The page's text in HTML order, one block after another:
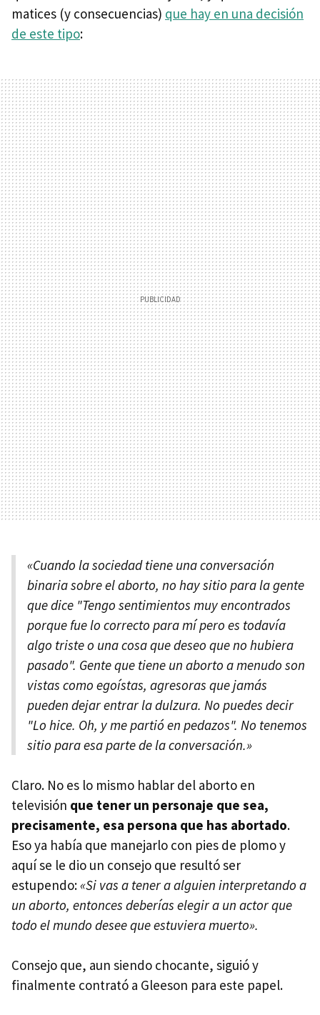
matices (y consecuencias) que hay en una decisión
de este tipo:
«Cuando la sociedad tiene una conversación
binaria sobre el aborto, no hay sitio para la gente
que dice "Tengo sentimientos muy encontrados
porque fue lo correcto para mí pero es todavía
algo triste o una cosa que deseo que no hubiera
pasado". Gente que tiene un aborto a menudo son
vistas como egoístas, agresoras que jamás
pueden dejar entrar la dulzura. No puedes decir
"Lo hice. Oh, y me partió en pedazos". No tenemos
sitio para esa parte de la conversación.»
Claro. No es lo mismo hablar del aborto en
televisión que tener un personaje que sea,
precisamente, esa persona que has abortado.
Eso ya había que manejarlo con pies de plomo y
aquí se le dio un consejo que resultó ser
estupendo:«Si vas a tener a alguien interpretando a
un aborto, entonces deberías elegir a un actor que
todo el mundo desee que estuviera muerto».
Consejo que, aun siendo chocante, siguió y
finalmente contrató a Gleeson para este papel.